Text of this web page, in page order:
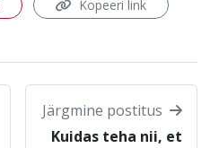
(avaneb uues aknas)
Kopeeri link
Järgmine postitus
Kuidas teha nii, et